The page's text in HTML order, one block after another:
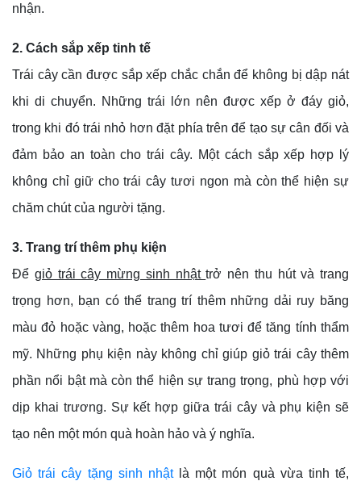
nhận.
2. Cách sắp xếp tinh tế
Trái cây cần được sắp xếp chắc chắn để không bị dập nát
khi di chuyển. Những trái lớn nên được xếp ở đáy giỏ,
trong khi đó trái nhỏ hơn đặt phía trên để tạo sự cân đối và
đảm bảo an toàn cho trái cây. Một cách sắp xếp hợp lý
không chỉ giữ cho trái cây tươi ngon mà còn thể hiện sự
chăm chút của người tặng.
3. Trang trí thêm phụ kiện
Để giỏ trái cây mừng sinh nhậttrở nên thu hút và trang
trọng hơn, bạn có thể trang trí thêm những dải ruy băng
màu đỏ hoặc vàng, hoặc thêm hoa tươi để tăng tính thẩm
mỹ. Những phụ kiện này không chỉ giúp giỏ trái cây thêm
phần nổi bật mà còn thể hiện sự trang trọng, phù hợp với
dịp khai trương. Sự kết hợp giữa trái cây và phụ kiện sẽ
tạo nên một món quà hoàn hảo và ý nghĩa.
Giỏ trái cây tặng sinh nhậtlà một món quà vừa tinh tế,